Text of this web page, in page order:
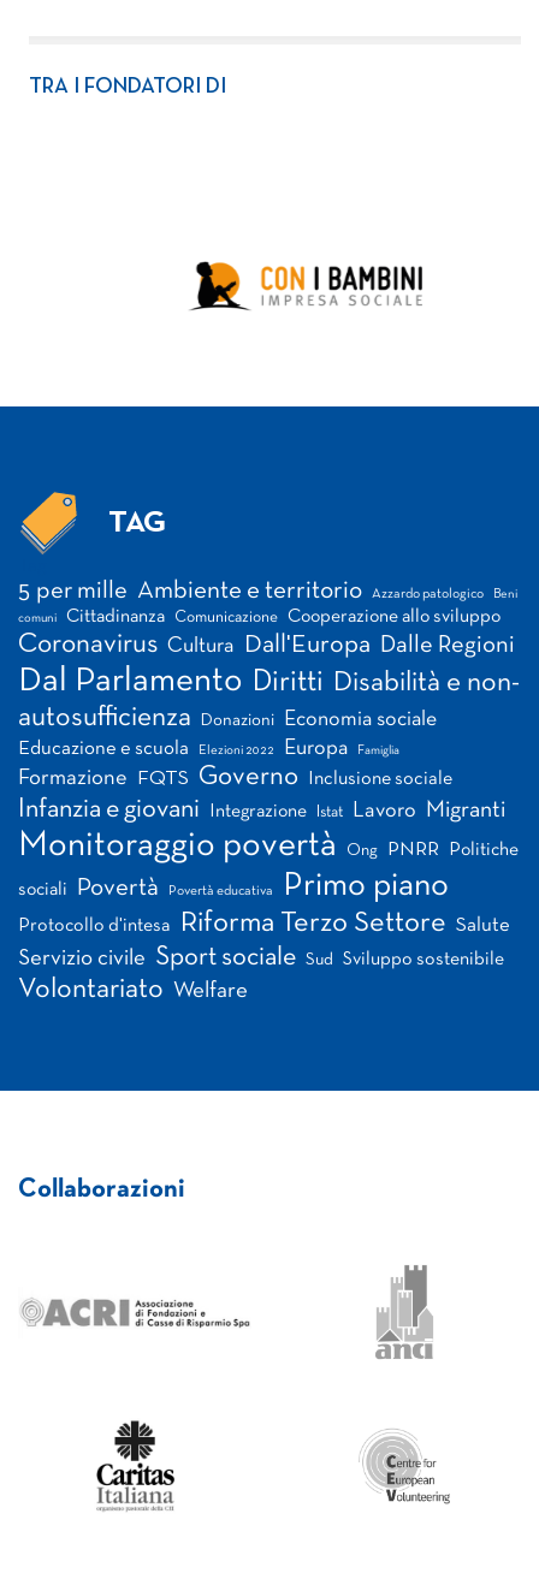
TRA I FONDATORI DI
TAG
5 per mille Ambiente e territorio Azzardo patologico Beni
comuni Cittadinanza Comunicazione Cooperazione allo sviluppo
Coronavirus Cultura Dall'Europa Dalle Regioni
Dal Parlamento Diritti Disabilità e non-
autosufficienza
Donazioni Economia sociale
Educazione e scuola Elezioni 2022 Europa Famiglia
Formazione FQTS Governo Inclusione sociale
Infanzia e giovani Integrazione Istat Lavoro Migranti
Monitoraggio povertà Ong PNRR Politiche
sociali Povertà Povertà educativa Primo piano
Protocollo d'intesa Riforma Terzo Settore Salute
Servizio civile Sport sociale Sud Sviluppo sostenibile
Volontariato Welfare
Collaborazioni